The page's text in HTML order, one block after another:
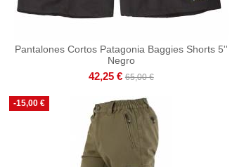
Pantalones Cortos Patagonia Baggies Shorts 5''
Negro
42,25 € 65,00 €
-15,00 €